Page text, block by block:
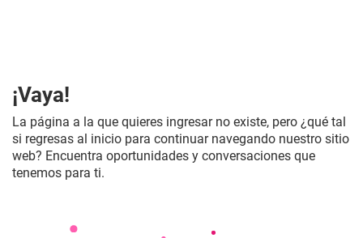
¡Vaya!
La página a la que quieres ingresar no existe, pero ¿qué tal
si regresas al inicio para continuar navegando nuestro sitio
web? Encuentra oportunidades y conversaciones que
tenemos para ti.